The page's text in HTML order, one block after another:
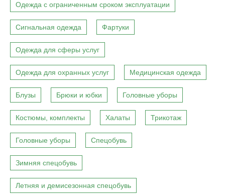
Одежда с ограниченным сроком эксплуатации
Сигнальная одежда Фартуки
Одежда для сферы услуг
Одежда для охранных услуг Медицинская одежда
Блузы Брюки и юбки Головные уборы
Костюмы, комплекты Халаты Трикотаж
Головные уборы Спецобувь
Зимняя спецобувь
Летняя и демисезонная спецобувь